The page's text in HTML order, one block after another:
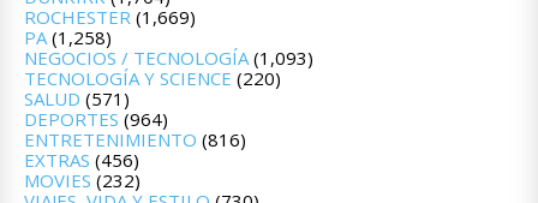
ROCHESTER (1,669)
PA(1,258)
NEGOCIOS / TECNOLOGÍA(1,093)
TECNOLOGÍA Y SCIENCE (220)
SALUD (571)
DEPORTES (964)
ENTRETENIMIENTO (816)
EXTRAS (456)
MOVIES (232)